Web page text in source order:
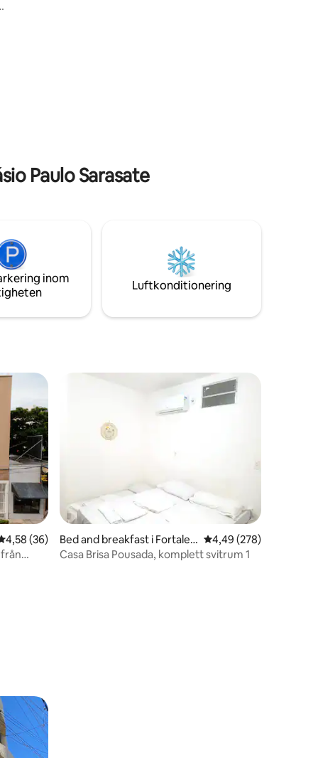
Paulo Sarasate
inom
Luftkonditionering
av 5 i genomsnittligt betyg, 36 omdömen
4,58 (36)
från
Bed and breakfast i Fortalez
a
4,49 av 5 i
4,49 (278)
Casa Brisa Pousada, komplett svitrum 1